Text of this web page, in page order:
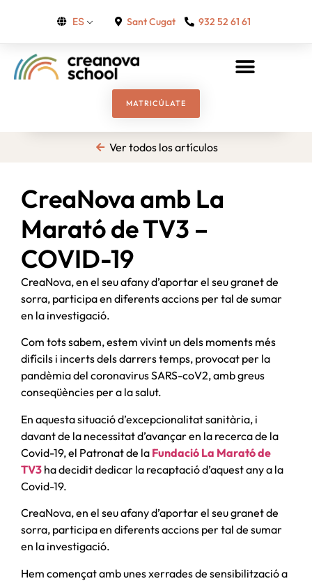
ES Sant Cugat 932 52 61 61
MATRICÚLATE
Ver todos los artículos
CreaNova amb La
Marató de TV3 –
COVID-19
CreaNova, en el seu afany d’aportar el seu granet de
sorra, participa en diferents accions per tal de sumar
en la investigació.
Com tots sabem, estem vivint un dels moments més
difícils i incerts dels darrers temps, provocat per la
pandèmia del coronavirus SARS-coV2, amb greus
conseqüències per a la salut.
En aquesta situació d’excepcionalitat sanitària, i
davant de la necessitat d’avançar en la recerca de la
Covid-19, el Patronat de la Fundació La Marató de
TV3 ha decidit dedicar la recaptació d’aquest any a la
Covid-19.
CreaNova, en el seu afany d’aportar el seu granet de
sorra, participa en diferents accions per tal de sumar
en la investigació.
Hem començat amb unes xerrades de sensibilització a